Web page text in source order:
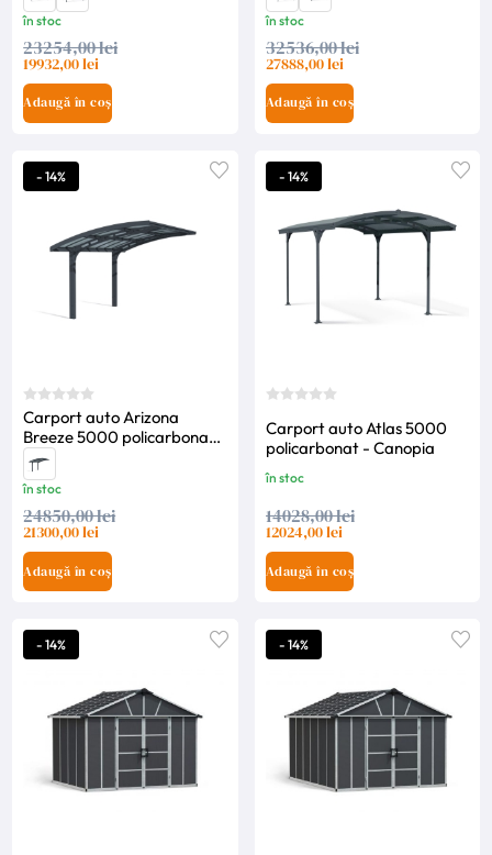
în stoc
23254,00 lei
19932,00 lei
Adaugă în coș
în stoc
32536,00 lei
27888,00 lei
Adaugă în coș
- 14%
Carport auto Arizona
Breeze 5000 policarbonat -
Canopia
în stoc
24850,00 lei
21300,00 lei
Adaugă în coș
- 14%
Carport auto Atlas 5000
policarbonat - Canopia
în stoc
14028,00 lei
12024,00 lei
Adaugă în coș
- 14% - 14%